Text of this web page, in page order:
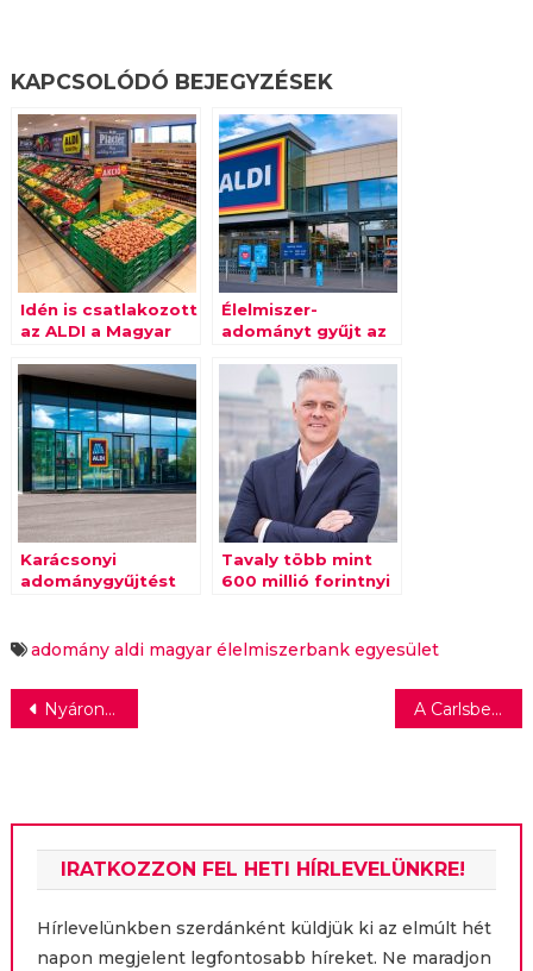
KAPCSOLÓDÓ BEJEGYZÉSEK
Idén is csatlakozott
az ALDI a Magyar
Egyesület
Karácsonyi
Adománygyűjtő
akciójához
Élelmiszer-
adományt gyűjt az
Karácsonyi
adománygyűjtést
ALDI
Tavaly több mint
600 millió forintnyi
adomány aldi magyar élelmiszerbank egyesület
Bejegyzés
Nyáron legalább egy-két alkalommal grillezik a magyarok többsége A Carlsberg és az Erdinger limitált kiadású sörkollekcióval ünnepli a Liverpool FC vezetőedzőjét
IRATKOZZON FEL HETI HÍRLEVELÜNKRE!
Hírlevelünkben szerdánként küldjük ki az elmúlt hét
napon megjelent legfontosabb híreket. Ne maradjon